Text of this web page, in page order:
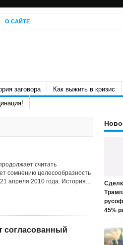
О САЙТЕ
заговора Как выжить в кризис
считать
сомнению целесообразность
апреля 2010 года. История...
согласованный
45%